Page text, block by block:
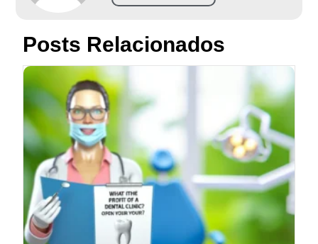
Posts Relacionados